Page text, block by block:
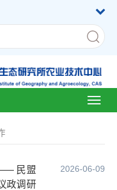
民盟
政调研
2026-06-09